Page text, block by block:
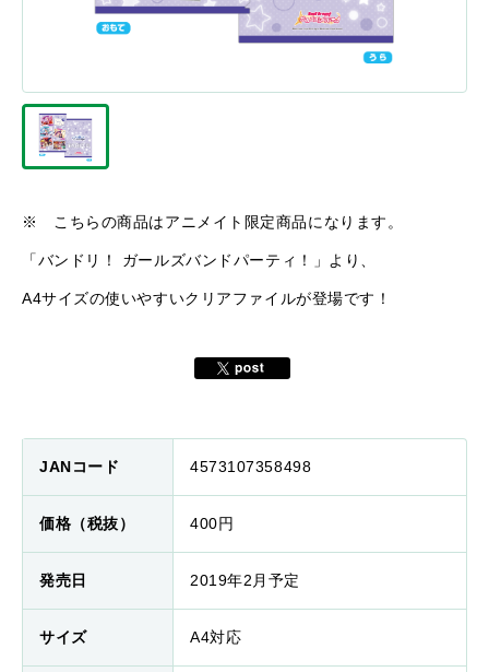
※ こちらの商品はアニメイト限定商品になります。
「バンドリ！ ガールズバンドパーティ！」より、
A4サイズの使いやすいクリアファイルが登場です！
JANコード 4573107358498
価格（税抜） 400円
発売日 2019年2月予定
サイズ A4対応